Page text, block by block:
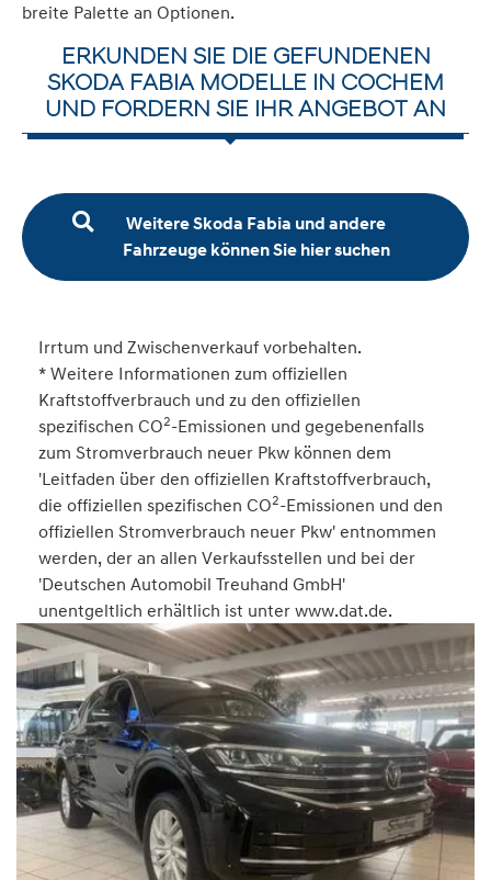
breite Palette an Optionen.
ERKUNDEN SIE DIE GEFUNDENEN
SKODA FABIA MODELLE IN COCHEM
UND FORDERN SIE IHR ANGEBOT AN
Weitere Skoda Fabia und andere
Fahrzeuge können Sie hier suchen
Irrtum und Zwischenverkauf vorbehalten.
* Weitere Informationen zum offiziellen
Kraftstoffverbrauch und zu den offiziellen
spezifischen CO2-Emissionen und gegebenenfalls
zum Stromverbrauch neuer Pkw können dem
'Leitfaden über den offiziellen Kraftstoffverbrauch,
die offiziellen spezifischen CO2-Emissionen und den
offiziellen Stromverbrauch neuer Pkw' entnommen
werden, der an allen Verkaufsstellen und bei der
'Deutschen Automobil Treuhand GmbH'
unentgeltlich erhältlich ist unter www.dat.de.